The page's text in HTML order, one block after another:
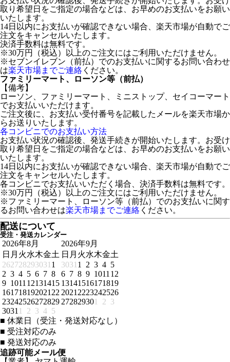
取り希望日をご指定の場合などは、お早めのお支払いをお願い
いたします。
14日以内にお支払いが確認できない場合、楽天市場が自動でご
注文をキャンセルいたします。
決済手数料は無料です。
※30万円（税込）以上のご注文にはご利用いただけません。
※セブンイレブン（前払）でのお支払いに関するお問い合わせ
は楽天市場までご連絡 ください。
ファミリーマート、ローソン等（前払）
【備考】
ローソン、ファミリーマート、ミニストップ、セイコーマート
でお支払いいただけます。
ご注文後に、お支払い受付番号を記載したメールを楽天市場か
らお送りいたします。
各コンビニでのお支払い方法
お支払い状況の確認後、発送手続きが開始いたします。お受け
取り希望日をご指定の場合などは、お早めのお支払いをお願い
いたします。
14日以内にお支払いが確認できない場合、楽天市場が自動でご
注文をキャンセルいたします。
各コンビニでお支払いいただく場合、決済手数料は無料です。
※30万円（税込）以上のご注文にはご利用いただけません。
※ファミリーマート、ローソン等（前払）でのお支払いに関す
るお問い合わせは楽天市場までご連絡 ください。
配送について
受注・発送カレンダー
2026年8月
日 月 火水木金土
262728293031 1
2 3 4 5 6 7 8
9 1011 12131415
161718192021 22
23242526272829
3031 1 2 3 4 5
2026年9月
日 月 火水木金土
3031 1 2 3 4 5
6 7 8 9 1011 12
13141516171819
2021 2223242526
272829301 2 3
■ 休業日（受注・発送対応なし）
■ 受注対応のみ
■ 発送対応のみ
追跡可能メール便